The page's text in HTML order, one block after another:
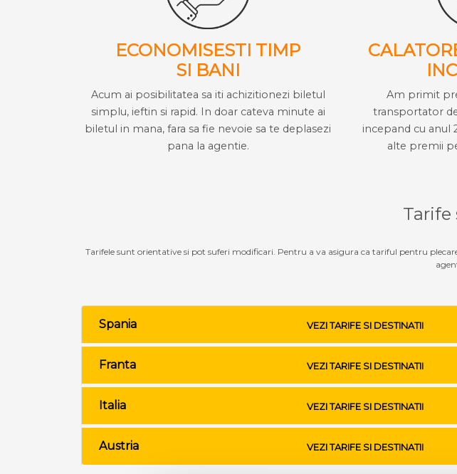
ECONOMISESTI TIMP
SI BANI
Acum ai posibilitatea sa iti achizitionezi biletul
simplu, ieftin si rapid. In doar cateva minute ai
biletul in mana, fara sa fie nevoie sa te deplasezi
pana la agentie.
Am primit
transportator
incepand cu anul
alte premii
Tarifele sunt orientative si pot suferi modificari. Pentru a va asigura ca tariful pentru
Spania VEZI TARIFE SI DESTINATII
Franta VEZI TARIFE SI DESTINATII
Italia VEZI TARIFE SI DESTINATII
Austria VEZI TARIFE SI DESTINATII